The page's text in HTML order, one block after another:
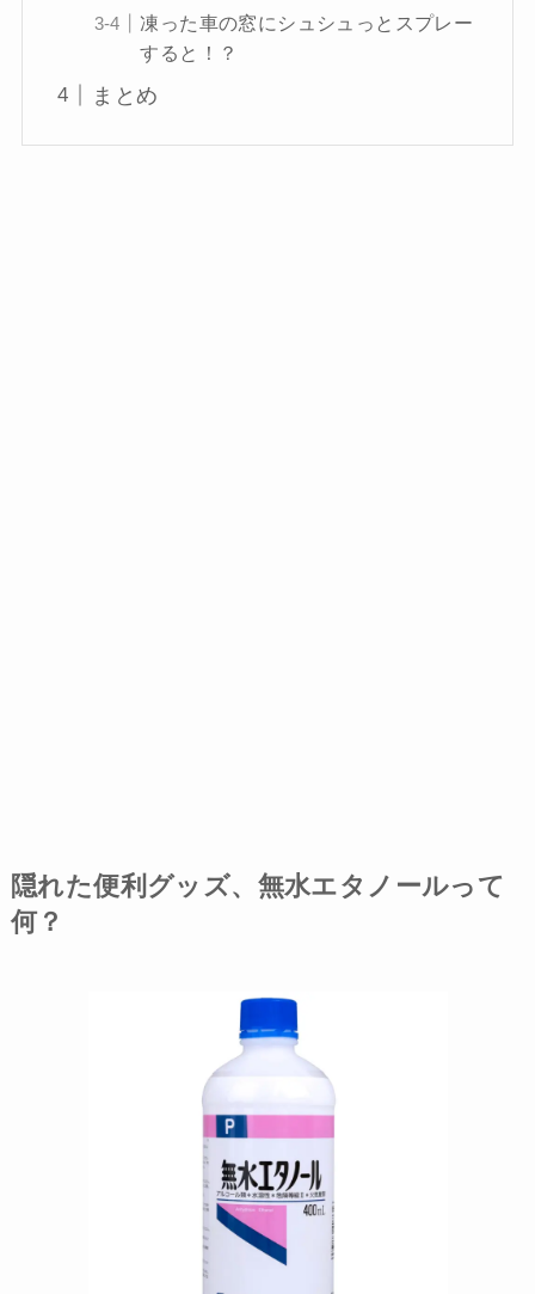
凍った車の窓にシュシュっとスプレー
すると！？
まとめ
隠れた便利グッズ、無水エタノールって
何？